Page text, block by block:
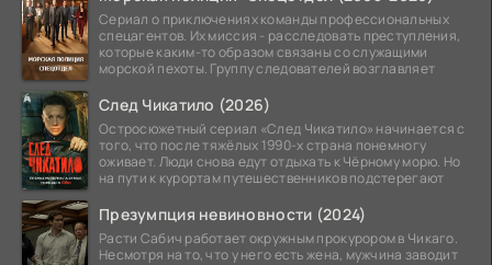
Сериал о приключениях команды профессиональных
спецагентов. Их миссия - расследовать преступления,
которые каким-то образом связаны со служащими
морской пехоты. Группу следователей возглавляет
След Чикатило (2026)
Остросюжетный сериал «След Чикатило» начинается с
того, что после тяжёлых 1990-х страна понемногу
оживает. Люди снова едут отдыхать к Чёрному морю. Но
на пути к курортам путешественников подстерегают
Презумпция невиновности (2024)
Расти Сабич работает окружным прокурором в Чикаго.
Несмотря на то, что у него есть жена, мужчина заводит